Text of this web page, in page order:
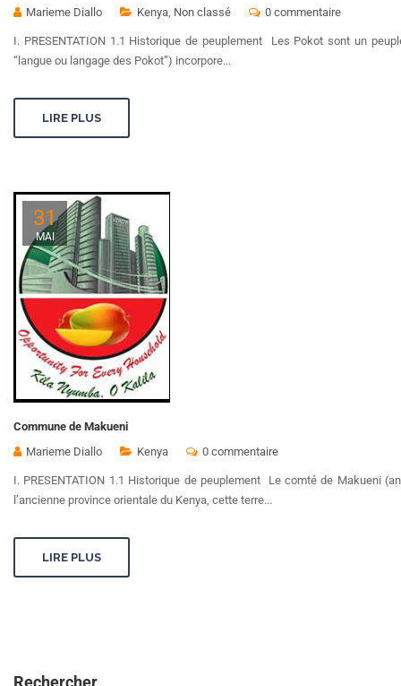
Marieme Diallo
Kenya, Non classé 0 commentaire
I. PRESENTATION 1.1 Historique de peuplement Les Pokot sont un
“langue ou langage des Pokot”) incorpore...
LIRE PLUS
31
MAI
Commune de Makueni
Marieme Diallo
Kenya 0 commentaire
I. PRESENTATION 1.1 Historique de peuplement Le comté de Makueni
l’ancienne province orientale du Kenya, cette terre...
LIRE PLUS
Rechercher